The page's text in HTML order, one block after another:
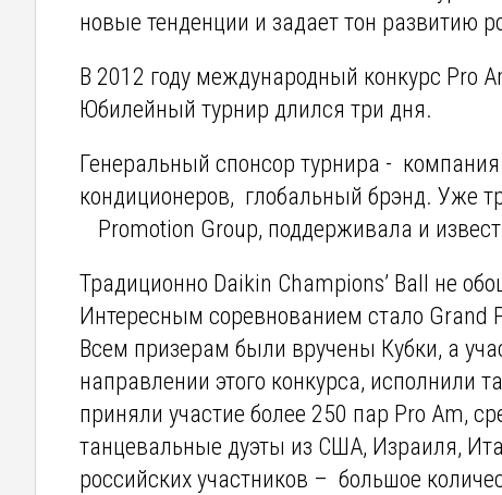
новые тенденции и задает тон развитию
В 2012 году международный конкурс Pro
Юбилейный турнир длился три дня.
Генеральный спонсор турнира -
кондиционеров, глобальный брэнд. Уже
Promotion Group, поддерживала и
Традиционно Daikin Champions’ Ball не
Интересным соревнованием стало Grand
Всем призерам были вручены Кубки, а
направлении этого конкурса, исполнили
приняли участие более 250 пар Pro Am,
танцевальные дуэты из США, Израиля,
российских участников – большое